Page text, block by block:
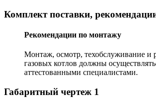
Комплект поставки,
Рекомендации по монтажу
Монтаж, осмотр, техобслуживание и
газовых котлов должны
аттестованными специалистами.
Габаритный чертеж 1